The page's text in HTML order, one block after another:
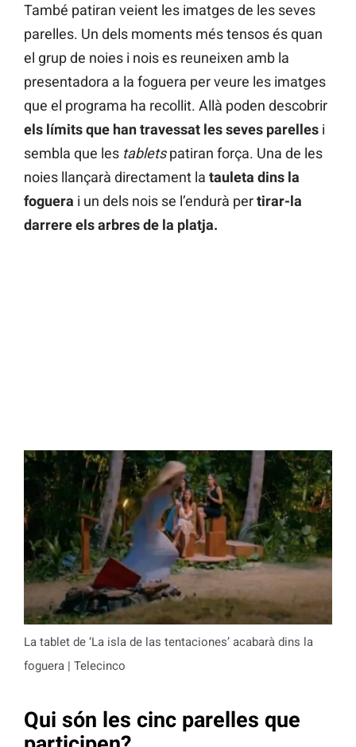
També patiran veient les imatges de les seves
parelles. Un dels moments més tensos és quan
el grup de noies i nois es reuneixen amb la
presentadora a la foguera per veure les imatges
que el programa ha recollit. Allà poden descobrir
els límits que han travessat les seves parelles i
sembla que les tabletspatiran força. Una de les
noies llançarà directament la tauleta dins la
foguera i un dels nois se l’endurà pertirar-la
darrere els arbres de la platja.
La tablet de ‘La isla de las tentaciones’ acabarà dins la
foguera | Telecinco
Qui són les cinc parelles que